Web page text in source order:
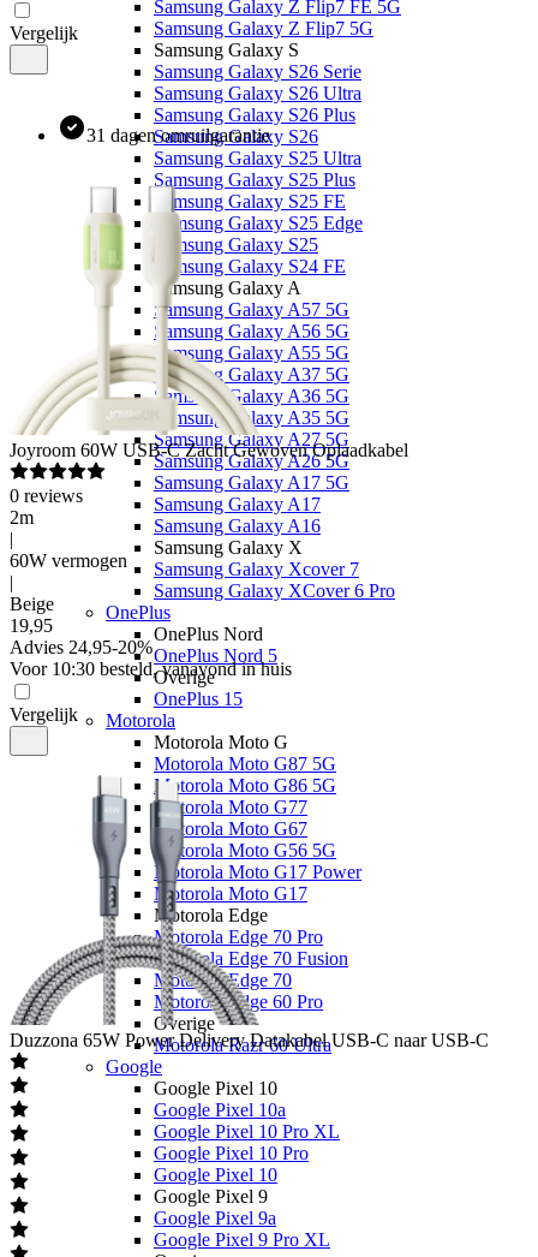
Samsung Galaxy Z Flip7 FE 5G
Samsung Galaxy Z Flip7 5G
Samsung Galaxy S
Samsung Galaxy S26 Serie
Samsung Galaxy S26 Ultra
Samsung Galaxy S26 Plus
Samsung Galaxy S26
Samsung Galaxy S25 Ultra
Samsung Galaxy S25 Plus
Samsung Galaxy S25 FE
Samsung Galaxy S25 Edge
Samsung Galaxy S25
Samsung Galaxy S24 FE
Samsung Galaxy A
Samsung Galaxy A57 5G
Samsung Galaxy A56 5G
Samsung Galaxy A55 5G
Samsung Galaxy A37 5G
Samsung Galaxy A36 5G
Samsung Galaxy A35 5G
Samsung Galaxy A27 5G
Samsung Galaxy A26 5G
Samsung Galaxy A17 5G
Samsung Galaxy A17
Samsung Galaxy A16
Samsung Galaxy X
Samsung Galaxy Xcover 7
Samsung Galaxy XCover 6 Pro
OnePlus
OnePlus Nord
OnePlus Nord 5
Overige
OnePlus 15
Motorola
Motorola Moto G
Motorola Moto G87 5G
Motorola Moto G86 5G
Motorola Moto G77
Motorola Moto G67
Motorola Moto G56 5G
Motorola Moto G17 Power
Motorola Moto G17
Motorola Edge
Motorola Edge 70 Pro
Motorola Edge 70 Fusion
Motorola Edge 70
Motorola Edge 60 Pro
Overige
Motorola Razr 60 Ultra
Google
Google Pixel 10
Google Pixel 10a
Google Pixel 10 Pro XL
Google Pixel 10 Pro
Google Pixel 10
Google Pixel 9
Google Pixel 9a
Google Pixel 9 Pro XL
Vergelijk
31 dagen omruilgarantie
Joyroom 60W USB-C Zacht Gewoven Oplaadkabel
0 reviews
2m
|
60W vermogen
|
Beige
19,95
Advies 24,95-20%
Voor 10:30 besteld, vanavond in huis
Vergelijk
Duzzona 65W Power Delivery Datakabel USB-C naar USB-C